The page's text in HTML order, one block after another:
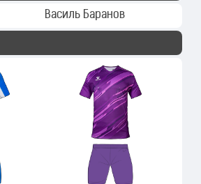
Василь Баранов